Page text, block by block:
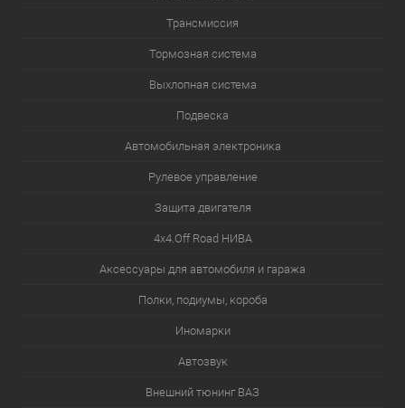
Трансмиссия
Тормозная система
Выхлопная система
Подвеска
Автомобильная электроника
Рулевое управление
Защита двигателя
4х4.Off Road НИВА
Аксессуары для автомобиля и гаража
Полки, подиумы, короба
Иномарки
Автозвук
Внешний тюнинг ВАЗ